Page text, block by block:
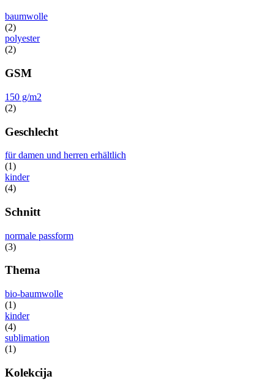
baumwolle
(2)
polyester
(2)
GSM
150 g/m2
(2)
Geschlecht
für damen und herren erhältlich
(1)
kinder
(4)
Schnitt
normale passform
(3)
Thema
bio-baumwolle
(1)
kinder
(4)
sublimation
(1)
Kolekcija